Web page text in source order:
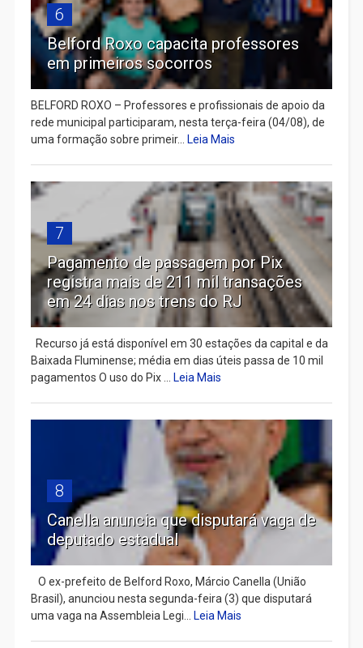
6
Belford Roxo capacita professores
em primeiros socorros
BELFORD ROXO – Professores e profissionais de apoio da
rede municipal participaram, nesta terça-feira (04/08), de
uma formação sobre primeir...
Leia Mais
7
Pagamento de passagem por Pix
registra mais de 211 mil transações
em 24 dias nos trens do RJ
Recurso já está disponível em 30 estações da capital e da
Baixada Fluminense; média em dias úteis passa de 10 mil
pagamentos O uso do Pix ...
Leia Mais
8
Canella anuncia que disputará vaga de
deputado estadual
​ O ex-prefeito de Belford Roxo, Márcio Canella (União
Brasil), anunciou nesta segunda-feira (3) que disputará
uma vaga na Assembleia Legi...
Leia Mais